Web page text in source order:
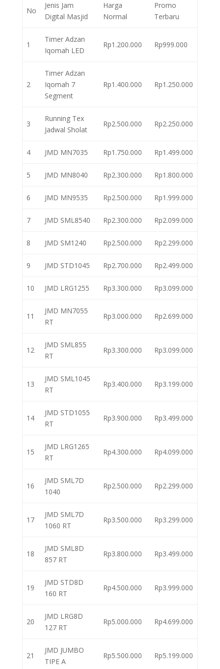
No
Jenis Jam
Digital Masjid
Harga
Normal
Promo
Terbaru
1
Timer Adzan
Iqomah LED
Rp1.200.000 Rp999.000
2
Timer Adzan
Iqomah 7
Segment
Rp1.400.000 Rp1.250.000
3
Running Tex
Jadwal Sholat
Rp2.500.000 Rp2.250.000
4 JMD MN7035 Rp1.750.000 Rp1.499.000
5 JMD MN8040 Rp2.300.000 Rp1.800.000
6 JMD MN9535 Rp2.500.000 Rp1.999.000
7 JMD SML8540 Rp2.300.000 Rp2.099.000
8 JMD SM1240 Rp2.500.000 Rp2.299.000
9 JMD STD1045 Rp2.700.000 Rp2.499.000
10 JMD LRG1255 Rp3.300.000 Rp3.099.000
11
JMD MN7055
RT
Rp3.000.000 Rp2.699.000
12
JMD SML855
RT
Rp3.300.000 Rp3.099.000
13
JMD SML1045
RT
Rp3.400.000 Rp3.199.000
14
JMD STD1055
RT
Rp3.900.000 Rp3.499.000
15
JMD LRG1265
RT
Rp4.300.000 Rp4.099.000
16
JMD SML7D
1040
Rp2.500.000 Rp2.299.000
17
JMD SML7D
1060 RT
Rp3.500.000 Rp3.299.000
18
JMD SML8D
857 RT
Rp3.800.000 Rp3.499.000
19
JMD STD8D
160 RT
Rp4.500.000 Rp3.999.000
20
JMD LRG8D
127 RT
Rp5.000.000 Rp4.699.000
21
JMD JUMBO
TIPE A
Rp5.500.000 Rp5.199.000